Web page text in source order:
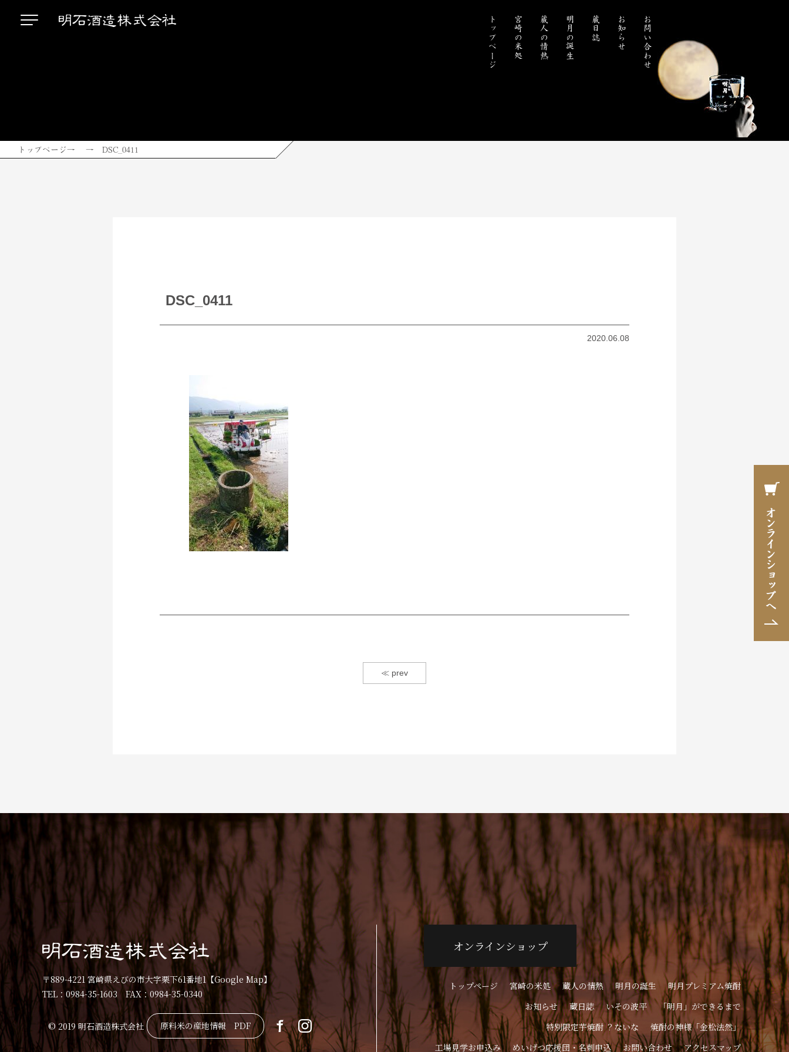
トップページ 宮崎の米処 蔵人の情熱 明月の誕生 蔵日誌 お知らせ お問い合わせ
トップページ→ → DSC_0411
DSC_0411
2020.06.08
≪ prev
〒889-4221 宮崎県えびの市大字栗下61番地1【Google Map】
TEL：0984-35-1603 FAX：0984-35-0340
© 2019 明石酒造株式会社 原料米の産地情報 PDF
オンラインショップ
トップページ 宮崎の米処 蔵人の情熱 明月の誕生
明月プレミアム焼酎
お知らせ
蔵日誌 いその波平
「明月」ができるまで
特別限定芋焼酎 ？ないな
焼酎の神様「金松法然」
工場見学お申込み
めいげつ応援団・名刺申込 お問い合わせ アクセスマップ